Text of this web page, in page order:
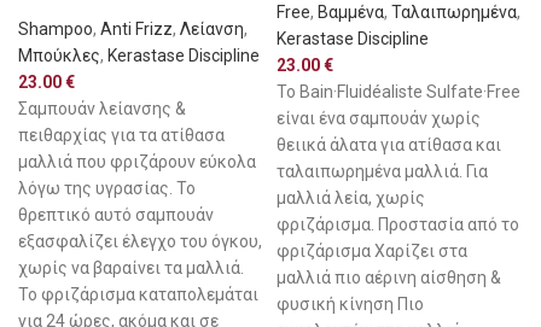
Shampoo, Anti Frizz, Λείανση,
Μπούκλες, Kerastase Discipline
23.00€
Σαμπουάν λείανσης &
πειθαρχίας για τα ατίθασα
μαλλιά που φριζάρουν εύκολα
λόγω της υγρασίας. Το
θρεπτικό αυτό σαμπουάν
εξασφαλίζει έλεγχο του όγκου,
χωρίς να βαραίνει τα μαλλιά.
Το φριζάρισμα καταπολεμάται
για 24 ώρες, ακόμα και σε
Free, Βαμμένα, Ταλαιπωρημένα,
Kerastase Discipline
23.00€
Το Bain·​Fluidéaliste Sulfate·​Free
είναι ένα σαμπουάν χωρίς
θειικά άλατα για ατίθασα και
ταλαιπωρημένα μαλλιά. Για
μαλλιά λεία, χωρίς
φριζάρισμα. Προστασία από το
φριζάρισμα Χαρίζει στα
μαλλιά πιο αέρινη αίσθηση &
φυσική κίνηση Πιο